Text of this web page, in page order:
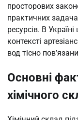
просторових
практичних
ресурсів. В
контексті
вод тісно
Основні
хімічного